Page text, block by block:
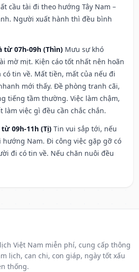
cầu tài đi theo hướng Tây Nam –
Người xuất hành thì đều bình
từ 07h-09h (Thìn) Mưu sự khó
mờ mịt. Kiện cáo tốt nhất nên hoãn
tin về. Mất tiền, mất của nếu đi
mới thấy. Đề phòng tranh cãi,
tiếng tầm thường. Việc làm chậm,
làm việc gì đều cần chắc chắn.
09h-11h (Tị) Tin vui sắp tới, nếu
Nam. Đi công việc gặp gỡ có
đi có tin về. Nếu chăn nuôi đều
Việt Nam miễn phí, cung cấp thông
lịch, can chi, con giáp, ngày tốt xấu
thống.